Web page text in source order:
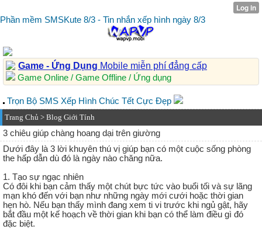
Phần mềm SMSKute 8/3 - Tin nhắn xếp hình ngày 8/3
Game - Ứng Dụng Mobile miễn phí đẳng cấp
Game Online / Game Offline / Ứng dụng
Trọn Bộ SMS Xếp Hình Chúc Tết Cực Đẹp
Trang Chủ > Blog Giới Tính
3 chiêu giúp chàng hoang dại trên giường
Dưới đây là 3 lời khuyên thú vị giúp bạn có một cuộc sống phòng
the hấp dẫn dù đó là ngày nào chăng nữa.
1. Tạo sự ngạc nhiên
Có đôi khi bạn cảm thấy một chút bực tức vào buổi tối và sự lãng
mạn khó đến với bạn như những ngày mới cưới hoặc thời gian
hẹn hò. Nếu bạn thấy mình đang xem ti vi trước khi ngủ gật, hãy
bắt đầu một kế hoạch về thời gian khi bạn có thể làm điều gì đó
đặc biệt.